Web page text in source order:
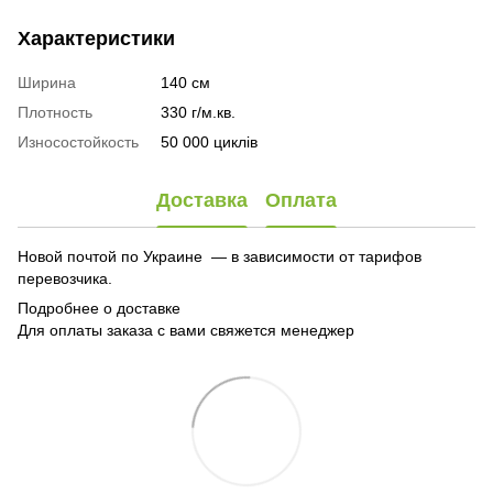
Характеристики
Ширина
140 см
Плотность
330 г/м.кв.
Износостойкость
50 000 циклів
Доставка Оплата
Новой почтой по Украине — в зависимости от тарифов
перевозчика.
Подробнее о доставке
Для оплаты заказа с вами свяжется менеджер